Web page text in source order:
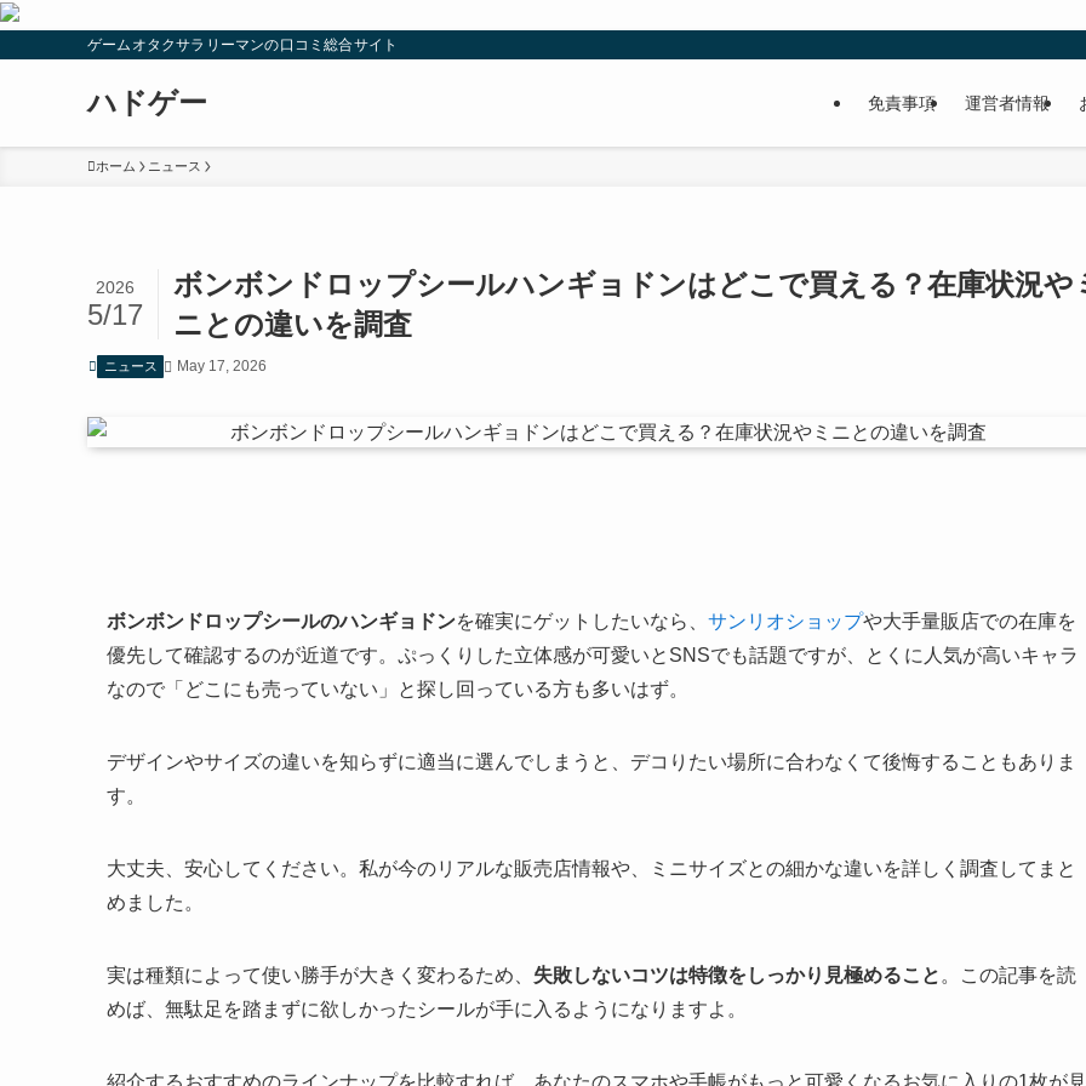
ゲームオタクサラリーマンの口コミ総合サイト
ハドゲー 免責事項 運営者情報
ホーム ニュース
ボンボンドロップシールハンギョドンはどこで買える？在庫状況や
ニとの違いを調査
2026
5/17
ニュース May 17, 2026
ボンボンドロップシールのハンギョドンを確実にゲットしたいなら、 サンリオショップや大手量販店での在庫を
優先して確認するのが近道です。ぷっくりした立体感が可愛いとSNSでも話題ですが、とくに人気が高いキャラ
なので「どこにも売っていない」と探し回っている方も多いはず。
デザインやサイズの違いを知らずに適当に選んでしまうと、デコりたい場所に合わなくて後悔することもありま
す。
大丈夫、安心してください。私が今のリアルな販売店情報や、ミニサイズとの細かな違いを詳しく調査してまと
めました。
実は種類によって使い勝手が大きく変わるため、 失敗しないコツは特徴をしっかり見極めること 。この記事を読
めば、無駄足を踏まずに欲しかったシールが手に入るようになりますよ。
紹介するおすすめのラインナップを比較すれば、あなたのスマホや手帳がもっと可愛くなるお気に入りの1枚が見